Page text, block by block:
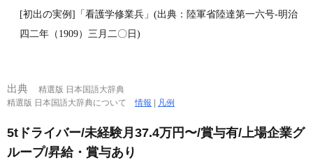
[初出の実例]「看護学修業兵」(出典：陸軍省陸達第一六号‐明治
四二年（1909）三月二〇日)
出典
精選版 日本国語大辞典
精選版 日本国語大辞典について情報 | 凡例
5tドライバー/未経験月37.4万円〜/賞与有/上場企業グ
ループ/昇給・賞与あり